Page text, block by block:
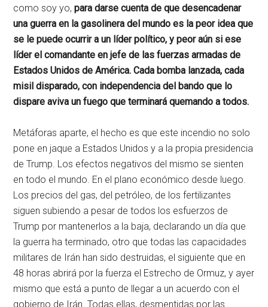
como soy yo,para darse cuenta de que desencadenar
una guerra en la gasolinera del mundo es la peor idea que
se le puede ocurrir a un líder político, y peor aún si ese
líder el comandante en jefe de las fuerzas armadas de
Estados Unidos de América. Cada bomba lanzada, cada
misil disparado, con independencia del bando que lo
dispare aviva un fuego que terminará quemando a todos.
Metáforas aparte, el hecho es que este incendio no solo
pone en jaque a Estados Unidos y a la propia presidencia
de Trump. Los efectos negativos del mismo se sienten
en todo el mundo. En el plano económico desde luego.
Los precios del gas, del petróleo, de los fertilizantes
siguen subiendo a pesar de todos los esfuerzos de
Trump por mantenerlos a la baja, declarando un día que
la guerra ha terminado, otro que todas las capacidades
militares de Irán han sido destruidas, el siguiente que en
48 horas abrirá por la fuerza el Estrecho de Ormuz, y ayer
mismo que está a punto de llegar a un acuerdo con el
gobierno de Irán. Todas ellas, desmentidas por las